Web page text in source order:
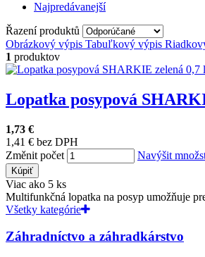
Najpredávanejší
Řazení produktů
Obrázkový výpis Tabuľkový výpis
1 produktov
Lopatka posypová
1,73 €
1,41 € bez DPH
Změnit počet
Navýšit
Kúpiť
Viac ako 5 ks
Multifunkčná lopatka na posyp umožňuje
Všetky kategórie
Záhradníctvo a záhradkárstvo